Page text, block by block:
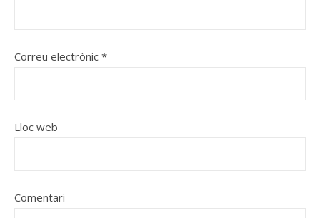
Correu electrònic *
Lloc web
Comentari